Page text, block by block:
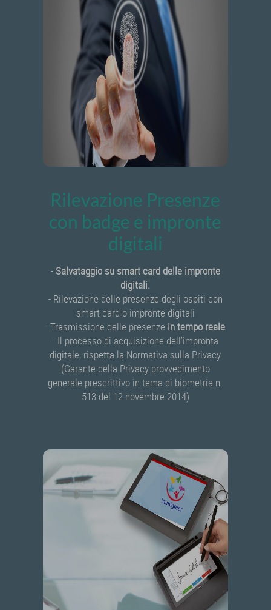
Rilevazione Presenze
con badge e impronte
digitali
- Salvataggio su smart card delle impronte
digitali.
- Rilevazione delle presenze degli ospiti con
smart card o impronte digitali
- Trasmissione delle presenze in tempo reale
- Il processo di acquisizione dell’impronta
digitale, rispetta la Normativa sulla Privacy
(Garante della Privacy provvedimento
generale prescrittivo in tema di biometria n.
513 del 12 novembre 2014)